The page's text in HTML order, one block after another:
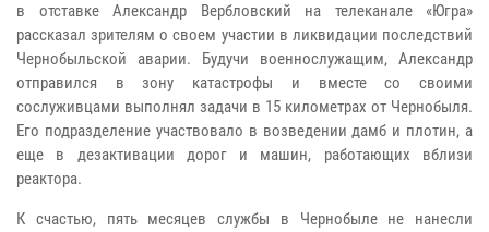
в отставке Александр Вербловский на телеканале «Югра»
рассказал зрителям о своем участии в ликвидации последствий
Чернобыльской аварии. Будучи военнослужащим, Александр
отправился в зону катастрофы и вместе со своими
сослуживцами выполнял задачи в 15 километрах от Чернобыля.
Его подразделение участвовало в возведении дамб и плотин, а
еще в дезактивации дорог и машин, работающих вблизи
реактора.
К счастью, пять месяцев службы в Чернобыле не нанесли